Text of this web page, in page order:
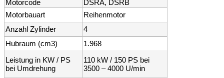
Motorcode
DSRA, DSRB
Motorbauart
Reihenmotor
Anzahl Zylinder
4
Hubraum (cm3)
1.968
Leistung in KW / PS
bei Umdrehung
110 kW / 150 PS bei
3500 – 4000 U/min